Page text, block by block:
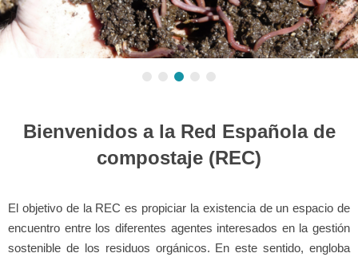
Bienvenidos a la Red Española de
compostaje (REC)
El objetivo de la REC es propiciar la existencia de un espacio de
encuentro entre los diferentes agentes interesados en la gestión
sostenible de los residuos orgánicos. En este sentido, engloba